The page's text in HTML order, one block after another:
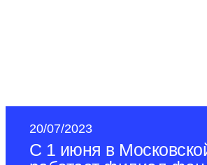
20/07/2023
С 1 июня в